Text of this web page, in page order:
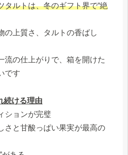
タルトは、冬のギフト界で“絶
の上質さ、タルトの香ばし
流の仕上がりで、箱を開けた
です
続ける理由
ションが完璧
さと甘酸っぱい果実が最高の